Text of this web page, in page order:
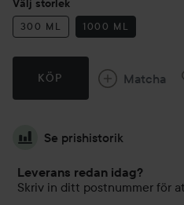
Välj storlek
300 ML 1000 ML
KÖP Matcha
Se prishistorik
Leverans redan idag?
Skriv in ditt postnummer för